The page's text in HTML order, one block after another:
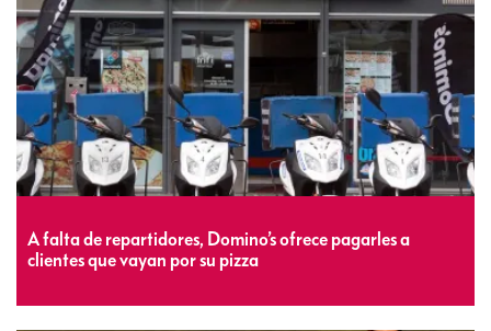
A falta de repartidores, Domino’s ofrece pagarles a
clientes que vayan por su pizza